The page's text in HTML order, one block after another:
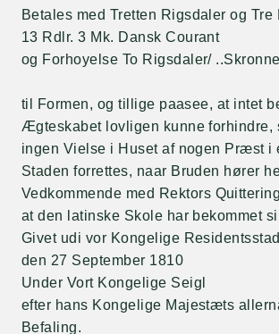
Betales med Tretten Rigsdaler og Tre
13 Rdlr. 3 Mk. Dansk Courant
og Forhoyelse To Rigsdaler/
til Formen, og tillige paasee, at intet
Ægteskabet lovligen kunne forhindre,
ingen Vielse i Huset af nogen Præst i
Staden forrettes, naar Bruden hører
Vedkommende med Rektors
at den latinske Skole har bekommet
Givet udi vor Kongelige
den 27 September 1810
Under Vort Kongelige Seigl
efter hans Kongelige Majestæts
Befaling.